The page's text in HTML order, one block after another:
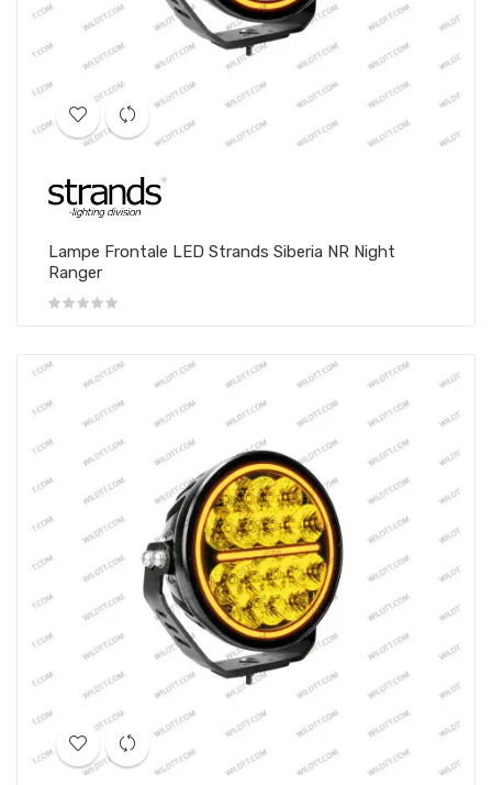
Lampe Frontale LED Strands Siberia NR Night
Ranger